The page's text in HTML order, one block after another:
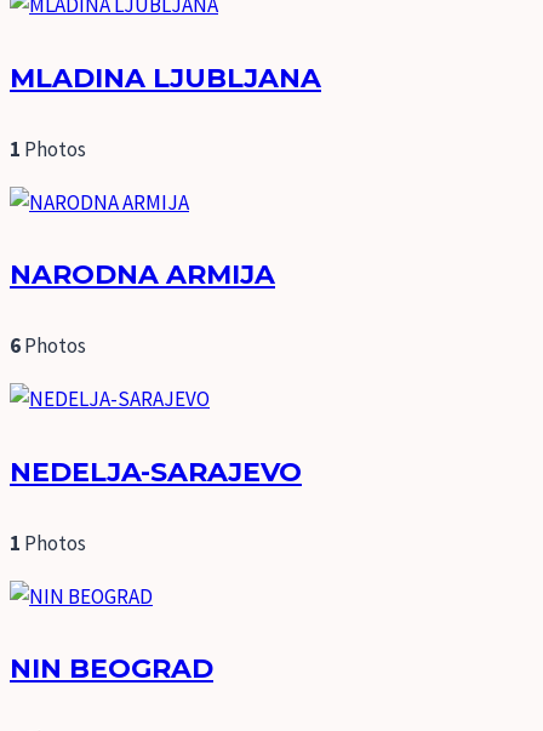
MLADINA LJUBLJANA
1 Photos
NARODNA ARMIJA
6Photos
NEDELJA-SARAJEVO
1 Photos
NIN BEOGRAD